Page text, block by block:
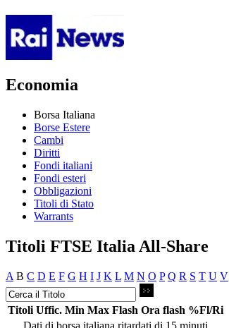
Economia
Borsa Italiana
Borse Estere
Cambi
Diritti
Fondi italiani
Fondi esteri
Obbligazioni
Titoli di Stato
Warrants
Titoli FTSE Italia All-Share
A B C D E F G H I J K L M N O P Q R S T U V
Titoli Uffic. Min Max Flash Ora flash %Fl/Ri
Dati di borsa italiana ritardati di 15 minuti